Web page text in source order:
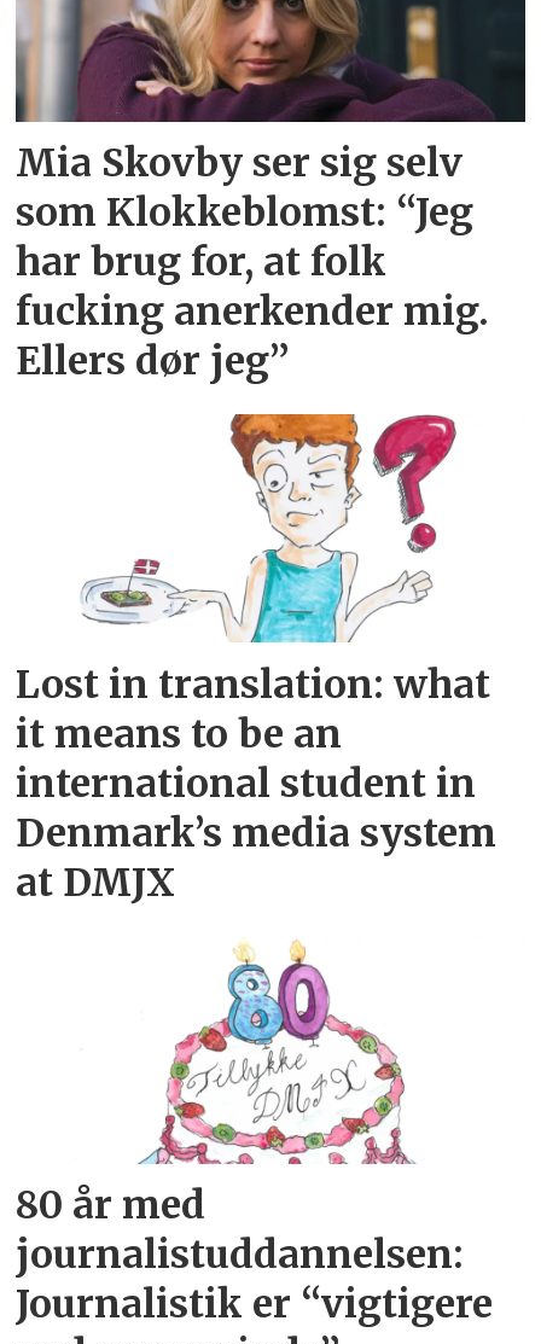
Mia Skovby ser sig selv
som Klokkeblomst: “Jeg
har brug for, at folk
fucking anerkender mig.
Ellers dør jeg”
Lost in translation: what
it means to be an
international student in
Denmark’s media system
at DMJX
80 år med
journalistuddannelsen:
Journalistik er “vigtigere